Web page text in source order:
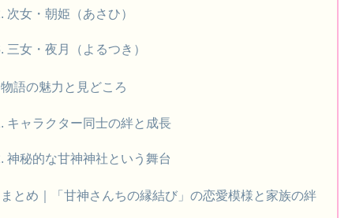
次女・朝姫（あさひ）
三女・夜月（よるつき）
物語の魅力と見どころ
キャラクター同士の絆と成長
神秘的な甘神神社という舞台
まとめ｜「甘神さんちの縁結び」の恋愛模様と家族の絆